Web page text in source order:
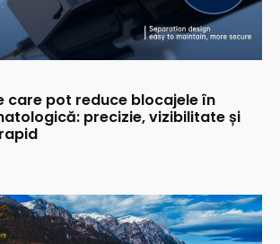
care pot reduce blocajele în
precizie, vizibilitate și